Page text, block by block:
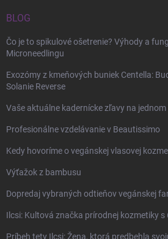
BLOG
Čo je to spikulové ošetrenie? Výhody a
Microneedlingu
Exozómy z kmeňových buniek Centella:
Solanie Reverse
Vaše aktuálne kadernícke zľavy na jednom
Profesionálne vzdelávanie v Beautissimo
Kedy hovoríme o vegánskej vlasovej
Výťažok z bambusu
Dopredaj vybraných odtieňov vegánskej
Ilcsi: Kultová značka prírodnej kozmetiky
Príbeh tety Ilcsi: Žena, ktorá predbehla